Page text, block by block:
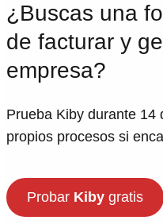
¿Buscas una
de facturar y
empresa?
Prueba Kiby durante 14
propios procesos si
Probar Kibygratis